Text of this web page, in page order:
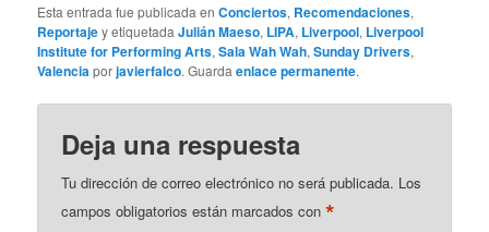
Esta entrada fue publicada enConciertos, Recomendaciones,
Reportajey etiquetadaJulián Maeso, LIPA, Liverpool, Liverpool
Institute for Performing Arts,Sala Wah Wah,Sunday Drivers,
Valenciaporjavierfalco. Guardaenlace permanente.
Deja una respuesta
Tu dirección de correo electrónico no será publicada. Los
campos obligatorios están marcados con*